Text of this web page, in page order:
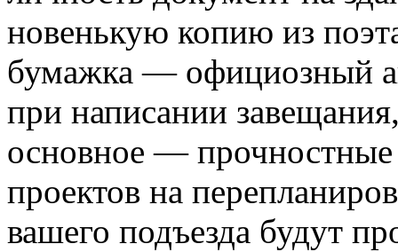
новенькую копию из
бумажка — официозный
при написании
основное —
проектов на
вашего подъезда будут